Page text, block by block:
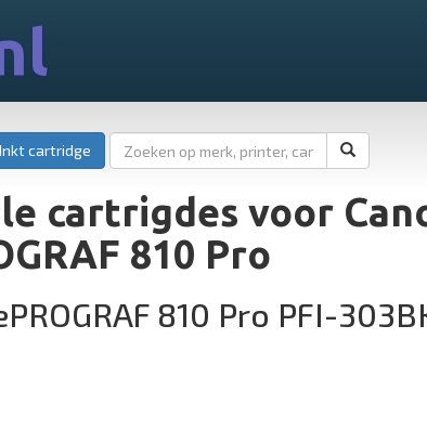
Inkt cartridge
cartrigdes voor
810 Pro
810 Pro PFI-